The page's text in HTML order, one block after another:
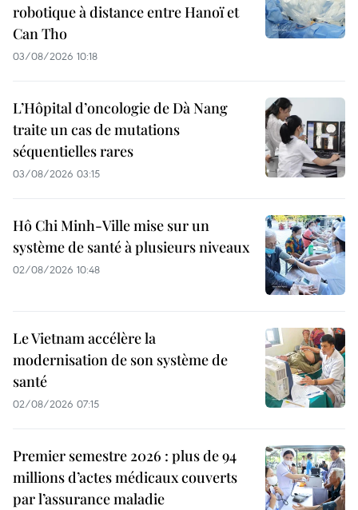
robotique à distance entre Hanoï et
Can Tho
03/08/2026 10:18
L’Hôpital d’oncologie de Dà Nang
traite un cas de mutations
séquentielles rares
03/08/2026 03:15
Hô Chi Minh-Ville mise sur un
système de santé à plusieurs niveaux
02/08/2026 10:48
Le Vietnam accélère la
modernisation de son système de
santé
02/08/2026 07:15
Premier semestre 2026 : plus de 94
millions d’actes médicaux couverts
par l’assurance maladie